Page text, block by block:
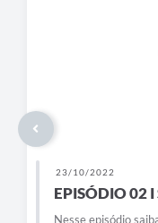
23/10/2022
EPISÓDIO 02
Nesse episódio